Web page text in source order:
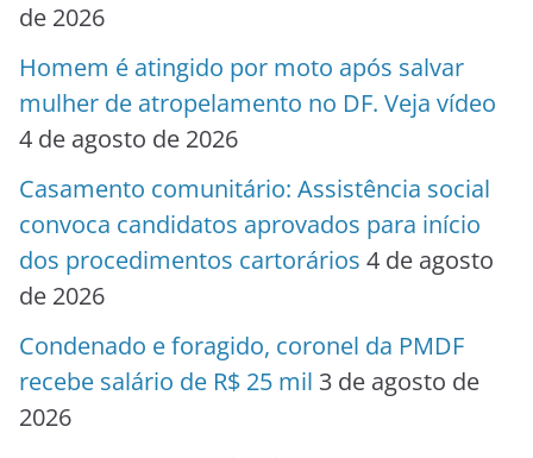
de 2026
Homem é atingido por moto após salvar
mulher de atropelamento no DF. Veja vídeo
4 de agosto de 2026
Casamento comunitário: Assistência social
convoca candidatos aprovados para início
dos procedimentos cartorários 4 de agosto
de 2026
Condenado e foragido, coronel da PMDF
recebe salário de R$ 25 mil 3 de agosto de
2026